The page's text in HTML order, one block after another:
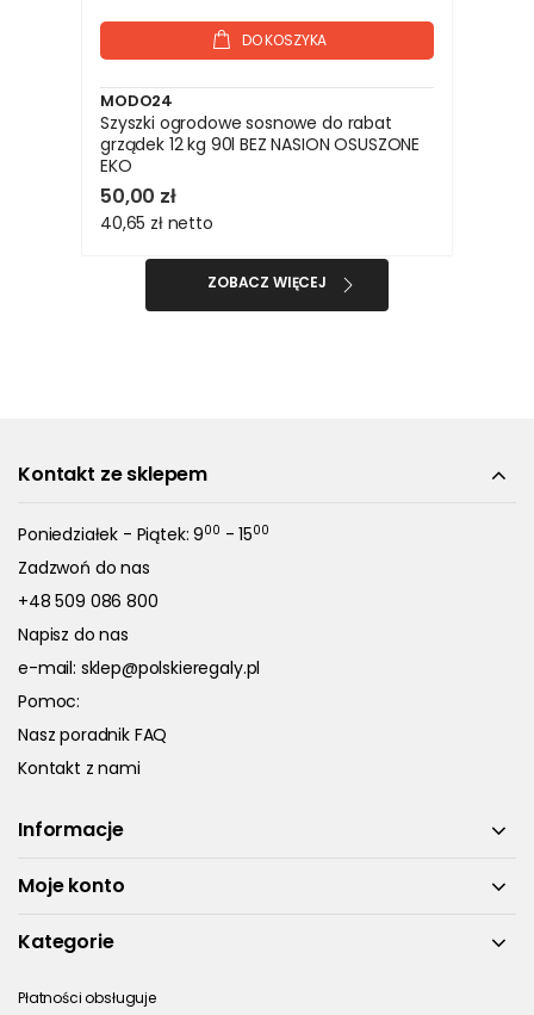
DO KOSZYKA
MODO24
Szyszki ogrodowe sosnowe do rabat
grządek 12 kg 90l BEZ NASION OSUSZONE
EKO
50,00 zł
40,65 zł netto
ZOBACZ WIĘCEJ
Kontakt ze sklepem
Poniedziałek - Piątek: 900 - 1500
Zadzwoń do nas
+48 509 086 800
Napisz do nas
e-mail: sklep@polskieregaly.pl
Pomoc:
Nasz poradnik FAQ
Kontakt z nami
Informacje
Moje konto
Kategorie
Płatności obsługuje